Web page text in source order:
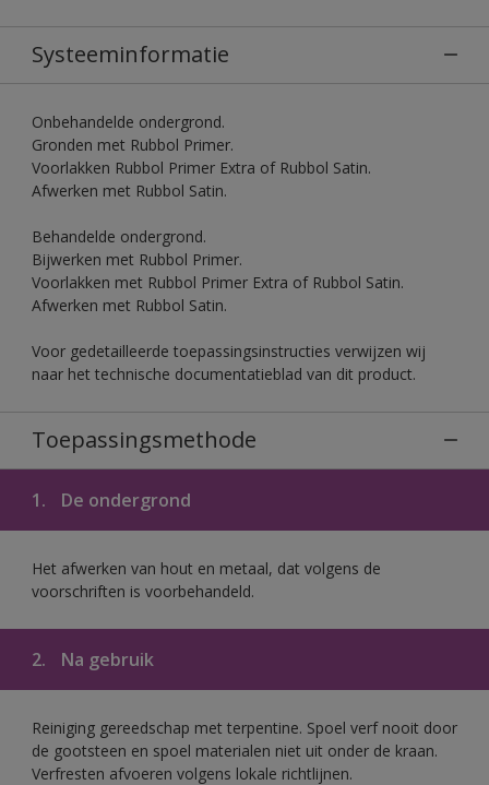
Systeeminformatie
Onbehandelde ondergrond.
Gronden met Rubbol Primer.
Voorlakken Rubbol Primer Extra of Rubbol Satin.
Afwerken met Rubbol Satin.
Behandelde ondergrond.
Bijwerken met Rubbol Primer.
Voorlakken met Rubbol Primer Extra of Rubbol Satin.
Afwerken met Rubbol Satin.
Voor gedetailleerde toepassingsinstructies verwijzen wij
naar het technische documentatieblad van dit product.
Toepassingsmethode
1. De ondergrond
Het afwerken van hout en metaal, dat volgens de
voorschriften is voorbehandeld.
2. Na gebruik
Reiniging gereedschap met terpentine. Spoel verf nooit door
de gootsteen en spoel materialen niet uit onder de kraan.
Verfresten afvoeren volgens lokale richtlijnen.